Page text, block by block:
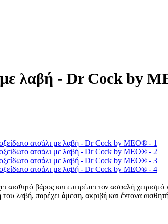
με λαβή - Dr Cock by
βάρος και επιτρέπει τον ασφαλή
λαβή, παρέχει άμεση, ακριβή και έντονα